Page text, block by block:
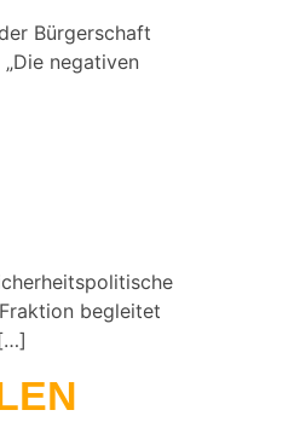
Bürgerschaft
negativen
begleitet